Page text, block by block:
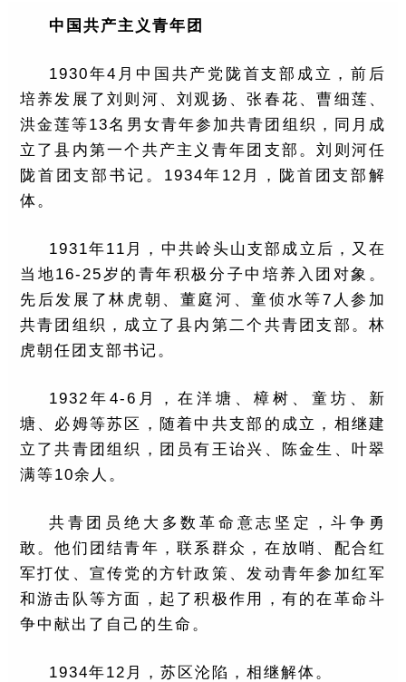
中国共产主义青年团
1930年4月中国共产党陇首支部成立，前后
培养发展了刘则河、刘观扬、张春花、曹细莲、
洪金莲等13名男女青年参加共青团组织，同月成
立了县内第一个共产主义青年团支部。刘则河任
陇首团支部书记。1934年12月，陇首团支部解
体。
1931年11月，中共岭头山支部成立后，又在
当地16-25岁的青年积极分子中培养入团对象。
先后发展了林虎朝、董庭河、童侦水等7人参加
共青团组织，成立了县内第二个共青团支部。林
虎朝任团支部书记。
1932年4-6月，在洋塘、樟树、童坊、新
塘、必姆等苏区，随着中共支部的成立，相继建
立了共青团组织，团员有王诒兴、陈金生、叶翠
满等10余人。
共青团员绝大多数革命意志坚定，斗争勇
敢。他们团结青年，联系群众，在放哨、配合红
军打仗、宣传党的方针政策、发动青年参加红军
和游击队等方面，起了积极作用，有的在革命斗
争中献出了自己的生命。
1934年12月，苏区沦陷，相继解体。